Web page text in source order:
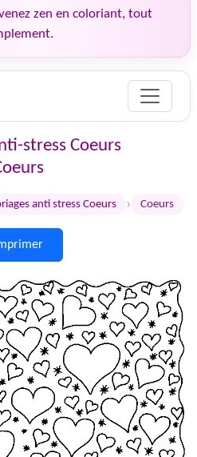
zen en coloriant, tout
stress Coeurs
anti stress Coeurs › Coeurs